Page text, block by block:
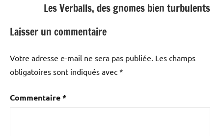
Les Verballs, des gnomes bien turbulents
Laisser un commentaire
Votre adresse e-mail ne sera pas publiée. Les champs
obligatoires sont indiqués avec *
Commentaire*